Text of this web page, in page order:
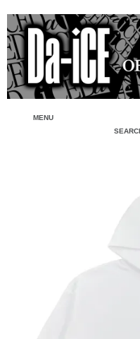
MENU
フェイスタオル・タオ
パーカー・スウェット